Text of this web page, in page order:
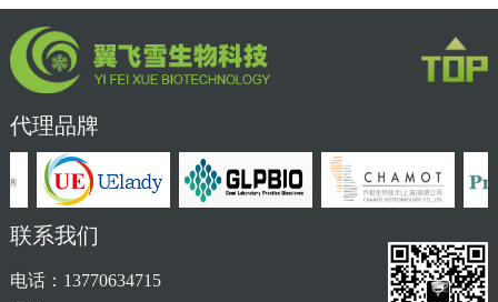
代理品牌
联系我们
电话：13770634715